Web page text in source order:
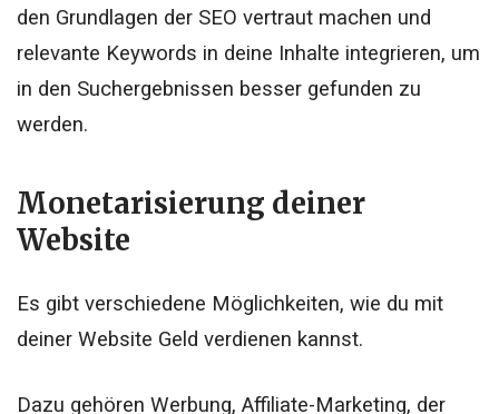
den Grundlagen der SEO vertraut machen und
relevante Keywords in deine Inhalte integrieren, um
in den Suchergebnissen besser gefunden zu
werden.
Monetarisierung deiner
Website
Es gibt verschiedene Möglichkeiten, wie du mit
deiner Website Geld verdienen kannst.
Dazu gehören Werbung, Affiliate-Marketing, der